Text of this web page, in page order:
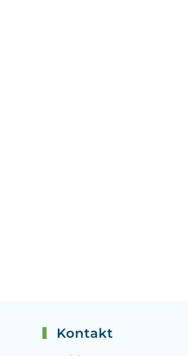
Kontakt